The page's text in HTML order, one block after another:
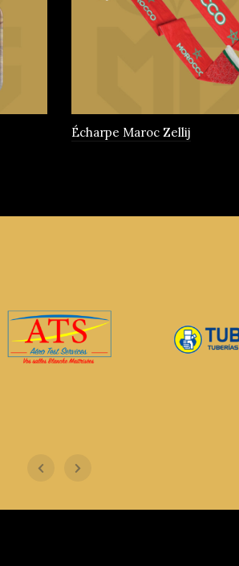
Écharpe Maroc Zellij